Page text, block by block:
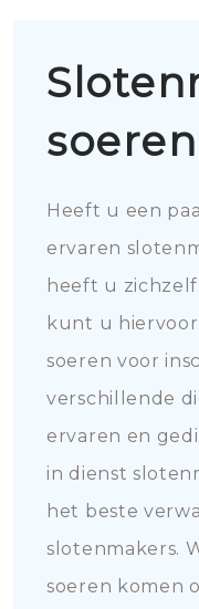
soeren
Heeft u een
ervaren
heeft u
kunt u
soeren voor
verschillende
ervaren en
in dienst
het beste
slotenmakers.
soeren komen